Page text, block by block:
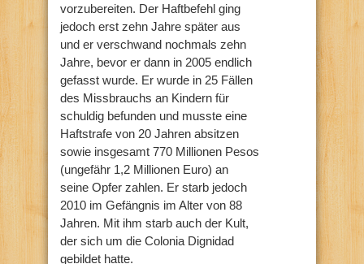
vorzubereiten. Der Haftbefehl ging
jedoch erst zehn Jahre später aus
und er verschwand nochmals zehn
Jahre, bevor er dann in 2005 endlich
gefasst wurde. Er wurde in 25 Fällen
des Missbrauchs an Kindern für
schuldig befunden und musste eine
Haftstrafe von 20 Jahren absitzen
sowie insgesamt 770 Millionen Pesos
(ungefähr 1,2 Millionen Euro) an
seine Opfer zahlen. Er starb jedoch
2010 im Gefängnis im Alter von 88
Jahren. Mit ihm starb auch der Kult,
der sich um die Colonia Dignidad
gebildet hatte.